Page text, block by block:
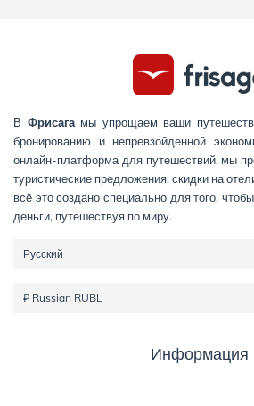
В Фрисагамы упрощаем ваши
бронированию и непревзойденной
онлайн-платформа для путешествий, мы
туристические предложения, скидки на
всё это создано специально для того,
деньги, путешествуя по миру.
Русский
₽ Russian RUBL
Информация